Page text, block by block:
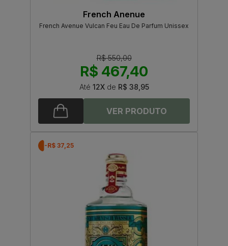
French Anenue
French Avenue Vulcan Feu Eau De Parfum Unissex
R$ 550,00
R$ 467,40
Até 12Xde R$ 38,95
-R$ 37,25